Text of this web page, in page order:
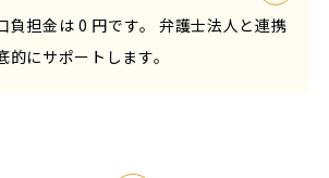
負担金は 0 円です。 弁護士法人と連携
的にサポートします。